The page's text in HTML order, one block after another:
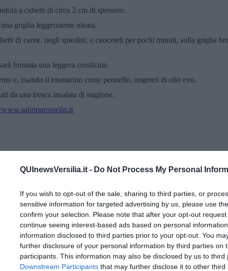
QUInewsVersilia.it - Do Not Process My Personal
If you wish to opt-out of the sale, sharing to third parties, or
sensitive information for targeted advertising by us, please use
confirm your selection. Please note that after your opt-out
continue seeing interest-based ads based on personal
information disclosed to third parties prior to your opt-out. You
further disclosure of your personal information by third parties on
participants. This information may also be disclosed by us to third
Downstream Participants that may further disclose it to other third
a cubetti di circa 2 cm di spessore.
griglia leggermente oleata.
di carne, negli spiedini, e cuoceteli per pochi minuti, sulla griglia
formata una leggera crosticina.
e, usando il rosmarino come pennello, ungeteli di olio evo.
da una fresca insalata di stagione.
www.sabrinarossello.it